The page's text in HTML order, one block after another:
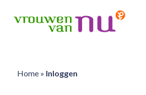
Home» Inloggen